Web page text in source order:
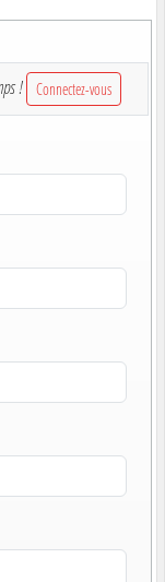
! Connectez-vous